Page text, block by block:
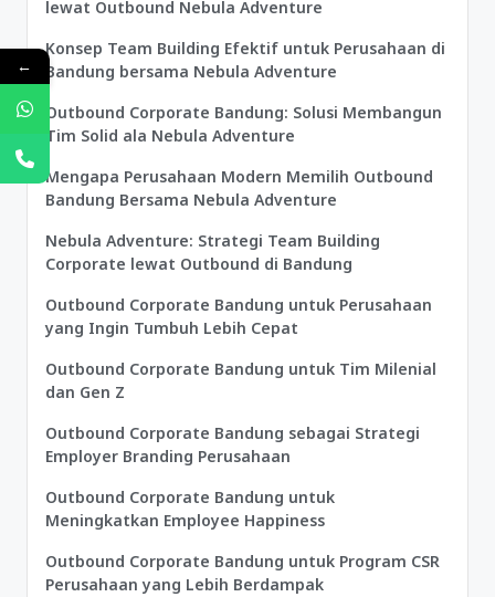
lewat Outbound Nebula Adventure
Konsep Team Building Efektif untuk Perusahaan di
Bandung bersama Nebula Adventure
Outbound Corporate Bandung: Solusi Membangun
Tim Solid ala Nebula Adventure
Mengapa Perusahaan Modern Memilih Outbound
Bandung Bersama Nebula Adventure
Nebula Adventure: Strategi Team Building
Corporate lewat Outbound di Bandung
Outbound Corporate Bandung untuk Perusahaan
yang Ingin Tumbuh Lebih Cepat
Outbound Corporate Bandung untuk Tim Milenial
dan Gen Z
Outbound Corporate Bandung sebagai Strategi
Employer Branding Perusahaan
Outbound Corporate Bandung untuk
Meningkatkan Employee Happiness
Outbound Corporate Bandung untuk Program CSR
Perusahaan yang Lebih Berdampak
←